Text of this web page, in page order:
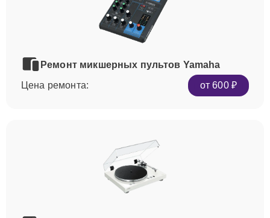
Ремонт микшерных пультов Yamaha
Цена ремонта:
от 600 ₽